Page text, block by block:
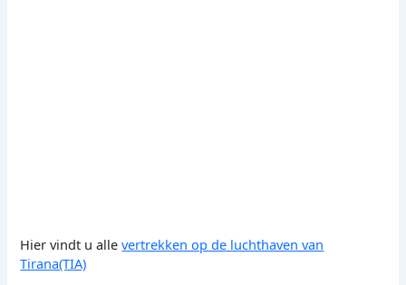
Hier vindt u allevertrekken op de luchthaven van
Tirana(TIA)